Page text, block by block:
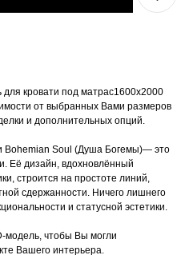
кровати под матрас1600х2000
от выбранных Вами размеров
и дополнительных опций.
Bohemian Soul (Душа Богемы)— это
Её дизайн, вдохновлённый
строится на простоте линий,
сдержанности. Ничего лишнего
и статусной эстетики.
модель, чтобы Вы могли
Вашего интерьера.